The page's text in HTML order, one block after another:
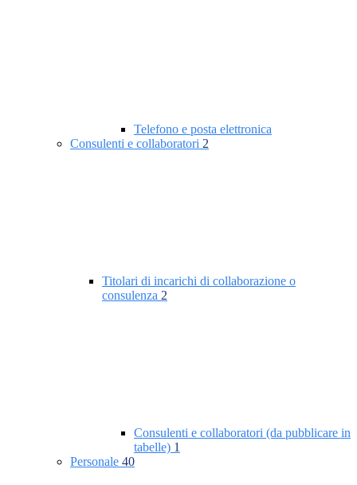
Telefono e posta elettronica
Consulenti e collaboratori 2
Titolari di incarichi di collaborazione o
consulenza 2
Consulenti e collaboratori (da pubblicare in
tabelle) 1
Personale 40